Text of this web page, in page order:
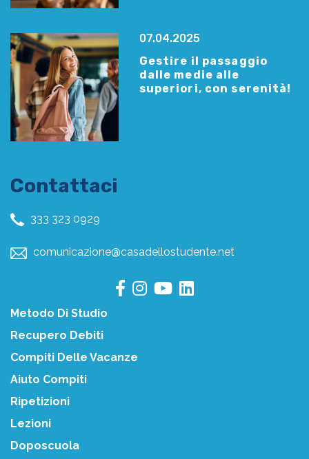
07.04.2025
Gestire il passaggio
dalle medie alle
superiori, con serenità!
Contattaci
333 323 0929
comunicazione@casadellostudente.net
Metodo Di Studio
Recupero Debiti
Compiti Delle Vacanze
Aiuto Compiti
Ripetizioni
Lezioni
Doposcuola